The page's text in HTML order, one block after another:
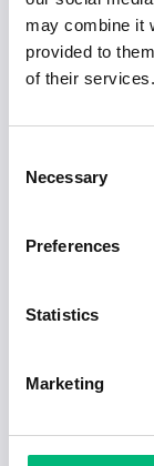
may combine it
provided to
of their services.
Selection
Necessary
Preferences
Statistics
Marketing
Jobb för dig
2025-02-20